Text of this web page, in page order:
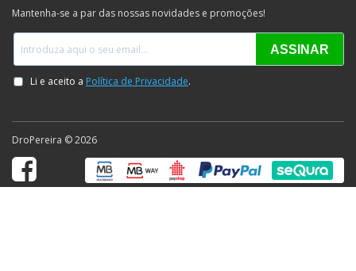
Mantenha-se a par das nossas novidades e promoções!
DroPereira © 2026